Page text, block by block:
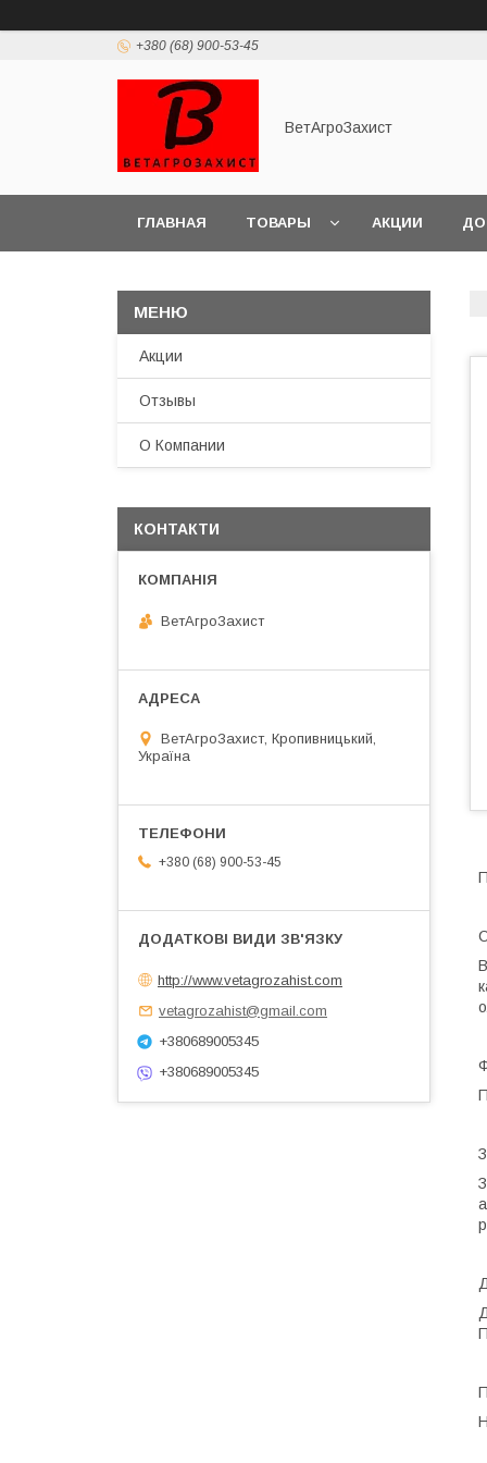
+380 (68) 900-53-45
ВетАгроЗахист
ГЛАВНАЯ ТОВАРЫ АКЦИИ
Акции
Отзывы
О Компании
КОНТАКТИ
ВетАгроЗахист
ВетАгроЗахист, Кропивницький,
Україна
+380 (68) 900-53-45
http://www.vetagrozahist.com
vetagrozahist@gmail.com
+380689005345
+380689005345